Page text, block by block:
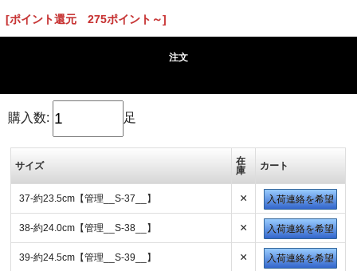
[ポイント還元 275ポイント～]
注文
購入数: 足
サイズ
在
庫
カート
37-約23.5cm【管理__S-37__】 × 入荷連絡を希望
38-約24.0cm【管理__S-38__】 × 入荷連絡を希望
39-約24.5cm【管理__S-39__】 × 入荷連絡を希望